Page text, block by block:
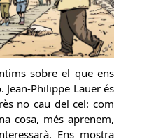
sobre el que ens
Philippe Lauer és
no cau del cel: com
cosa, més aprenem,
Ens mostra